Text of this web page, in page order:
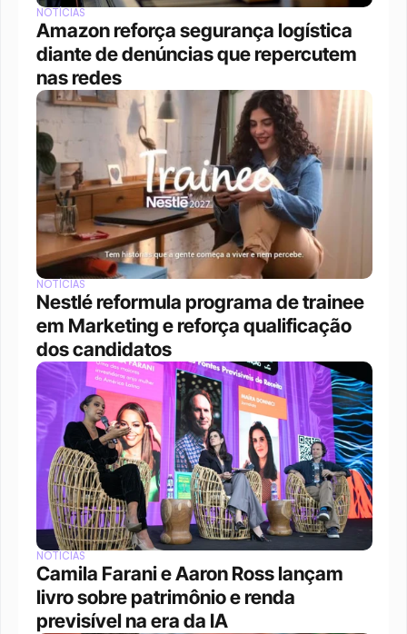
NOTÍCIAS
Amazon reforça segurança logística
diante de denúncias que repercutem
nas redes
NOTÍCIAS
Nestlé reformula programa de trainee
em Marketing e reforça qualificação
dos candidatos
NOTÍCIAS
Camila Farani e Aaron Ross lançam
livro sobre patrimônio e renda
previsível na era da IA